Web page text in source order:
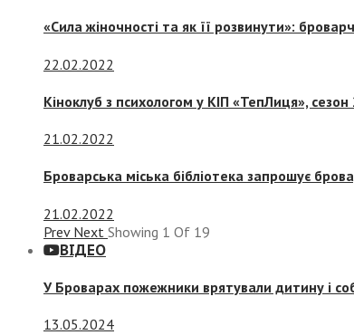
«Сила жіночності та як її розвинути»:
22.02.2022
Кіноклуб з психологом у КІП «ТепЛиця»,
21.02.2022
Броварська міська бібліотека запрошує
21.02.2022
Prev Next Showing 1 Of 19
ВІДЕО
У Броварах пожежники врятували дитину і
13.05.2024